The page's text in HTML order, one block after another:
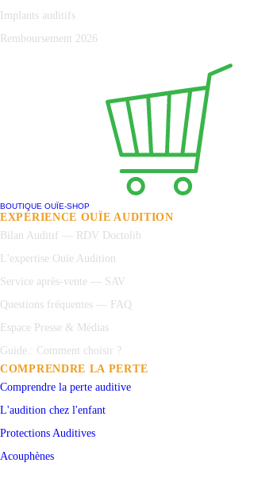
Implants auditifs
Remboursement 2026
BOUTIQUE OUÏE-SHOP
EXPÉRIENCE OUÏE AUDITION
Bilan Auditif — RDV Doctolib
L'expertise Ouïe Audition
Service après-vente — SAV
Questions fréquentes — FAQ
Espace Presse & Médias
Guide : Comment choisir ?
COMPRENDRE LA PERTE
Comprendre la perte auditive
L'audition chez l'enfant
Protections Auditives
Acouphènes